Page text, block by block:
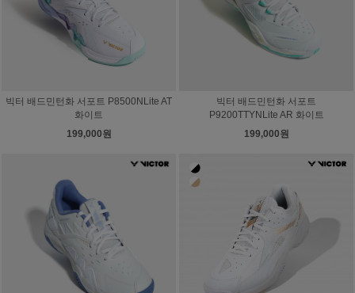
빅터 배드민턴화 서포트 P8500NLite AT
화이트
199,000원
빅터 배드민턴화 서포트
P9200TTYNLite AR 화이트
199,000원